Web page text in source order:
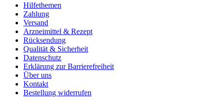
Hilfethemen
Zahlung
Versand
Arzneimittel & Rezept
Rücksendung
Qualität & Sicherheit
Datenschutz
Erklärung zur Barrierefreiheit
Über uns
Kontakt
Bestellung widerrufen